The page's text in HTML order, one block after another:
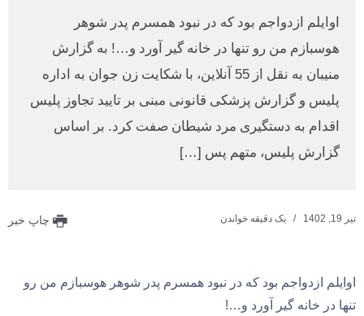
اوایلم ازدواجم بود که در نبود همسرم پدر شوهر
هوسبازم من رو تنها در خانه گیر آورد و…! به گزارش
منیبان به نقل از 55 آنلاین، با شکایت زن جوان به اداره
پلیس و گزارش پزشکی قانونی مبنی بر تایید تجاوز پلیس
اقدام به دستگیری مرد شیطان صفت کرد. بر اساس
گزارش پلیس، متهم پس […]
تیر 19, 1402 یک دقیقه خواندن چاپ خبر
اوایلم ازدواجم بود که در نبود همسرم پدر شوهر هوسبازم من رو
تنها در خانه گیر آورد و…!